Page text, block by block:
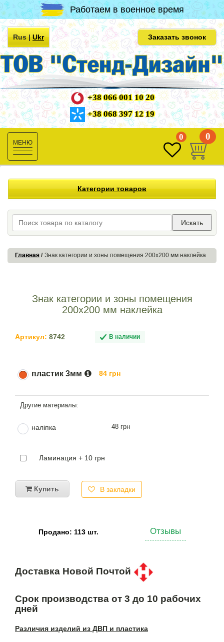
Работаем в военное время
Rus|Ukr Заказать звонок
+38 066 001 10 20
+38 068 397 12 19
Toggle
navigation
0 0
Категории товаров
Искать
Главная Знак категории и зоны помещения 200х200 мм наклейка
Знак категории и зоны помещения
200х200 мм наклейка
Артикул: 8742 В наличии
пластик 3мм 84 грн
наліпка 48 грн
Ламинация + 10 грн
Купить В закладки
Продано: 113 шт. Отзывы
Доставка Новой Почтой
Срок производства от 3 до 10 рабочих
дней
Различия изделий из ДВП и пластика